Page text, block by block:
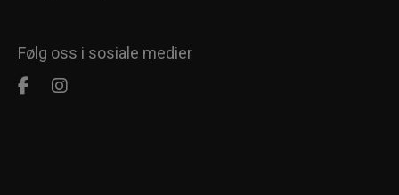
Følg oss i sosiale medier